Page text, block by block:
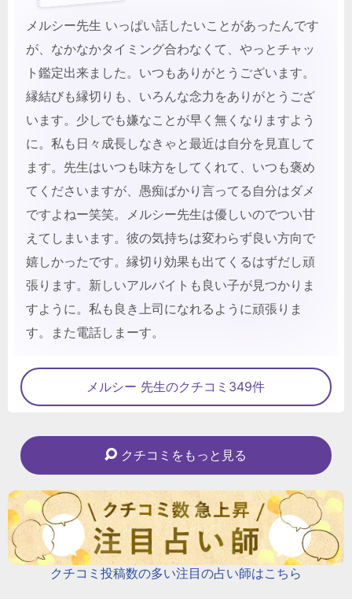
メルシー先生 いっぱい話したいことがあったんです
が、なかなかタイミング合わなくて、やっとチャッ
ト鑑定出来ました。いつもありがとうございます。
縁結びも縁切りも、いろんな念力をありがとうござ
います。少しでも嫌なことが早く無くなりますよう
に。私も日々成長しなきゃと最近は自分を見直して
ます。先生はいつも味方をしてくれて、いつも褒め
てくださいますが、愚痴ばかり言ってる自分はダメ
ですよねー笑笑。メルシー先生は優しいのでつい甘
えてしまいます。彼の気持ちは変わらず良い方向で
嬉しかったです。縁切り効果も出てくるはずだし頑
張ります。新しいアルバイトも良い子が見つかりま
すように。私も良き上司になれるように頑張りま
す。また電話しまーす。
メルシー 先生のクチコミ349件
クチコミをもっと見る
クチコミ投稿数の多い注目の占い師はこちら